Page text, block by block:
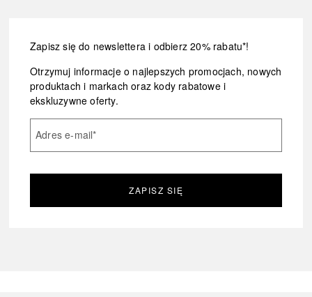
Zapisz się do newslettera i odbierz 20% rabatu*!
Otrzymuj informacje o najlepszych promocjach, nowych
produktach i markach oraz kody rabatowe i
ekskluzywne oferty.
Adres e-mail*
ZAPISZ SIĘ